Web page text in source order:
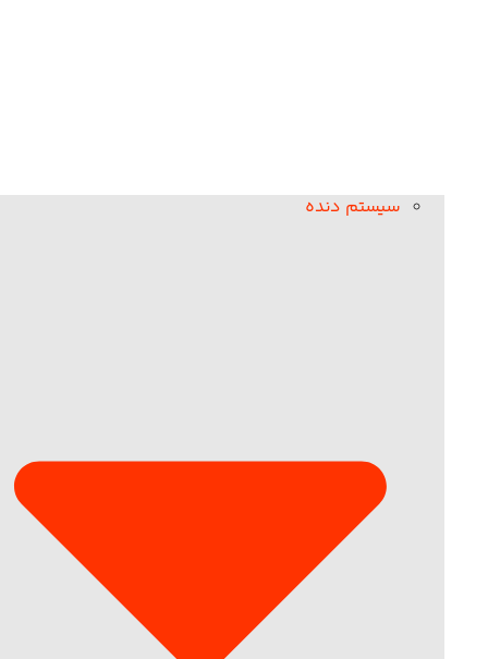
سیستم دنده